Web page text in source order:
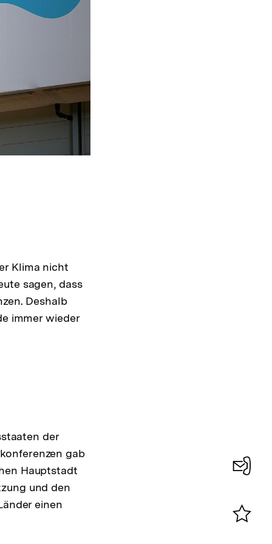
Klima nicht
sagen, dass
Deshalb
immer wieder
der
gab
Hauptstadt
und den
einen